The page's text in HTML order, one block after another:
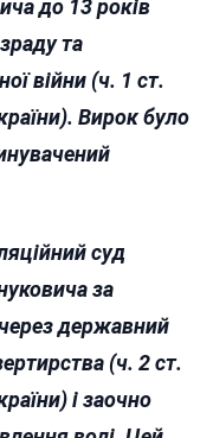
до 13 років
та
війни (ч. 1 ст.
Вирок було
суд
за
державний
(ч. 2 ст.
і заочно